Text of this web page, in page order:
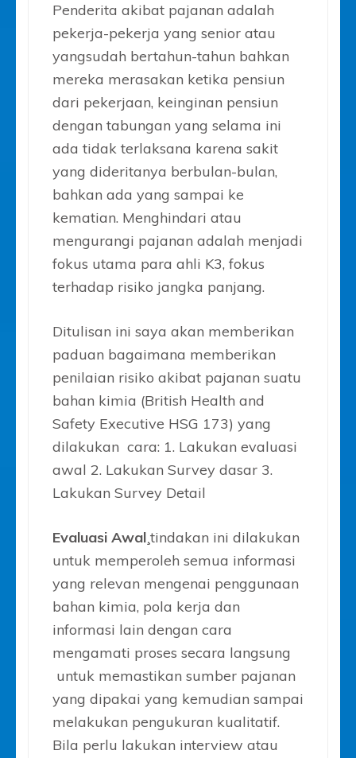
Penderita akibat pajanan adalah
pekerja-pekerja yang senior atau
yangsudah bertahun-tahun bahkan
mereka merasakan ketika pensiun
dari pekerjaan, keinginan pensiun
dengan tabungan yang selama ini
ada tidak terlaksana karena sakit
yang dideritanya berbulan-bulan,
bahkan ada yang sampai ke
kematian. Menghindari atau
mengurangi pajanan adalah menjadi
fokus utama para ahli K3, fokus
terhadap risiko jangka panjang.
Ditulisan ini saya akan memberikan
paduan bagaimana memberikan
penilaian risiko akibat pajanan suatu
bahan kimia (British Health and
Safety Executive HSG 173) yang
dilakukan cara: 1. Lakukan evaluasi
awal 2. Lakukan Survey dasar 3.
Lakukan Survey Detail
Evaluasi Awal¸tindakan ini dilakukan
untuk memperoleh semua informasi
yang relevan mengenai penggunaan
bahan kimia, pola kerja dan
informasi lain dengan cara
mengamati proses secara langsung
untuk memastikan sumber pajanan
yang dipakai yang kemudian sampai
melakukan pengukuran kualitatif.
Bila perlu lakukan interview atau